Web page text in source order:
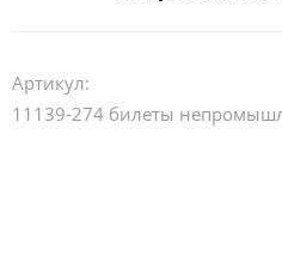
Артикул:
11139-274 билеты